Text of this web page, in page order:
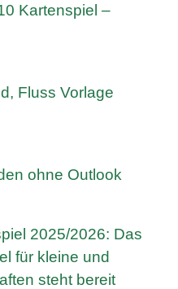
Kartenspiel –
Fluss Vorlage
ohne Outlook
2025/2026: Das
für kleine und
steht bereit